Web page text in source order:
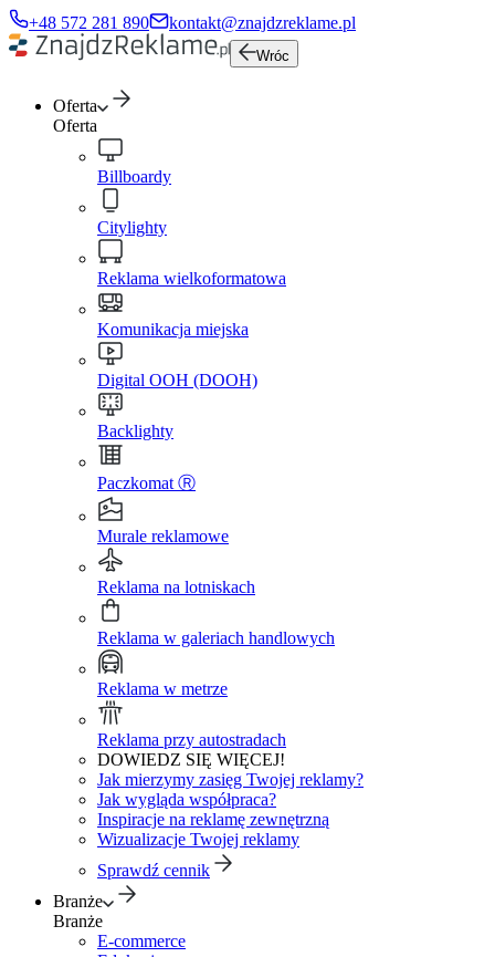
+48 572 281 890 kontakt@znajdzreklame.pl
Wróc
Oferta
Oferta
Billboardy
Citylighty
Reklama wielkoformatowa
Komunikacja miejska
Digital OOH (DOOH)
Backlighty
Paczkomat Ⓡ
Murale reklamowe
Reklama na lotniskach
Reklama w galeriach handlowych
Reklama w metrze
Reklama przy autostradach
DOWIEDZ SIĘ WIĘCEJ!
Jak mierzymy zasięg Twojej reklamy?
Jak wygląda współpraca?
Inspiracje na reklamę zewnętrzną
Wizualizacje Twojej reklamy
Sprawdź cennik
Branże
Branże
E-commerce